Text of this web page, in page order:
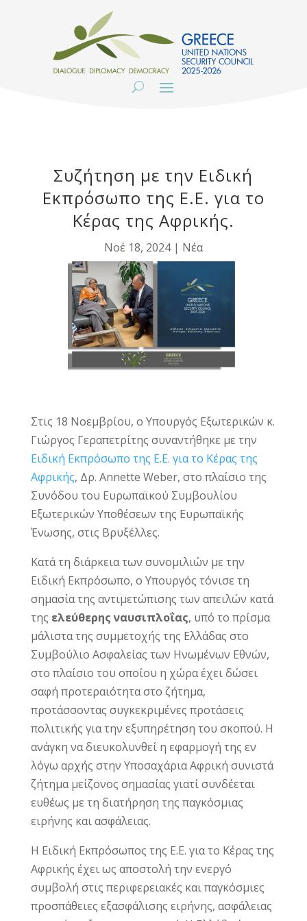
Συζήτηση με την Ειδική
Εκπρόσωπο της Ε.Ε. για το
Κέρας της Αφρικής.
Νοέ 18, 2024| Νέα
Στις 18 Νοεμβρίου, ο Υπουργός Εξωτερικών κ.
Γιώργος Γεραπετρίτης συναντήθηκε με την
Ειδική Εκπρόσωπο της Ε.Ε. για το Κέρας της
Αφρικής, Δρ. Annette Weber, στο πλαίσιο της
Συνόδου του Ευρωπαϊκού Συμβουλίου
Εξωτερικών Υποθέσεων της Ευρωπαϊκής
Ένωσης, στις Βρυξέλλες.
Κατά τη διάρκεια των συνομιλιών με την
Ειδική Εκπρόσωπο, ο Υπουργός τόνισε τη
σημασία της αντιμετώπισης των απειλών κατά
της ελεύθερης ναυσιπλοΐας, υπό το πρίσμα
μάλιστα της συμμετοχής της Ελλάδας στο
Συμβούλιο Ασφαλείας των Ηνωμένων Εθνών,
στο πλαίσιο του οποίου η χώρα έχει δώσει
σαφή προτεραιότητα στο ζήτημα,
προτάσσοντας συγκεκριμένες προτάσεις
πολιτικής για την εξυπηρέτηση του σκοπού. Η
ανάγκη να διευκολυνθεί η εφαρμογή της εν
λόγω αρχής στην Υποσαχάρια Αφρική συνιστά
ζήτημα μείζονος σημασίας γιατί συνδέεται
ευθέως με τη διατήρηση της παγκόσμιας
ειρήνης και ασφάλειας.
Η Ειδική Εκπρόσωπος της Ε.Ε. για το Κέρας της
Αφρικής έχει ως αποστολή την ενεργό
συμβολή στις περιφερειακές και παγκόσμιες
προσπάθειες εξασφάλισης ειρήνης, ασφάλειας